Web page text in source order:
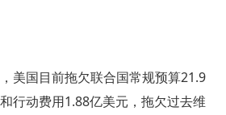
美国目前拖欠联合国常规预算21.9
行动费用1.88亿美元，拖欠过去维